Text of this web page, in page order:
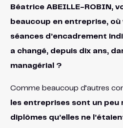
Béatrice ABEILLE-ROBIN,
beaucoup en entreprise,
séances d’encadrement
a changé, depuis dix ans,
managérial ?
Comme beaucoup d’autres
les entreprises sont un
diplômes qu’elles ne